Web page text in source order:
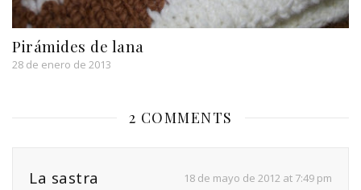
Pirámides de lana
28 de enero de 2013
2 COMMENTS
La sastra 18 de mayo de 2012 at 7:49 pm